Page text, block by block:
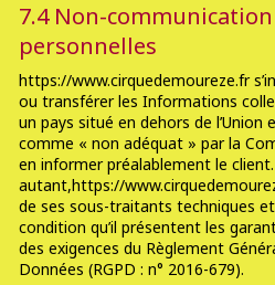
7.4 Non-
personnelles
https://www.cirquedemoureze.fr
ou transférer les Informations
un pays situé en dehors de l’Union
comme « non adéquat » par la
en informer préalablement le
autant,https://
de ses sous-traitants techniques
condition qu’il présentent les
des exigences du Règlement
Données (RGPD : n° 2016-679).